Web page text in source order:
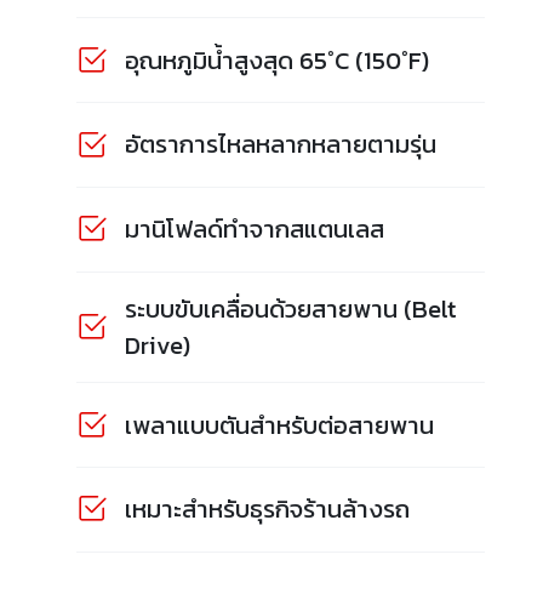
อุณหภูมิน้ำสูงสุด 65°C (150°F)
อัตราการไหลหลากหลายตามรุ่น
มานิโฟลด์ทำจากสแตนเลส
ระบบขับเคลื่อนด้วยสายพาน (Belt
Drive)
เพลาแบบตันสำหรับต่อสายพาน
เหมาะสำหรับธุรกิจร้านล้างรถ